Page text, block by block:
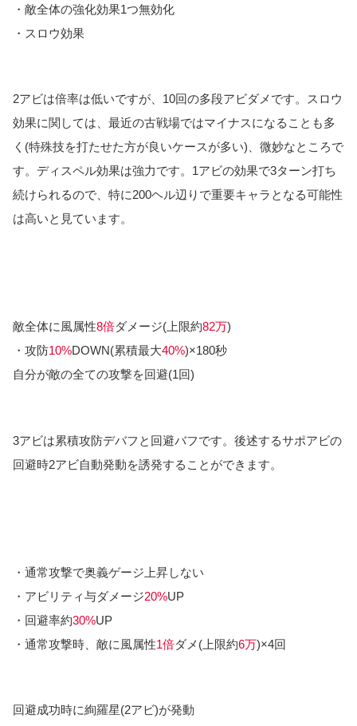
・敵全体の強化効果1つ無効化
・スロウ効果
2アビは倍率は低いですが、10回の多段アビダメです。スロウ
効果に関しては、最近の古戦場ではマイナスになることも多
く(特殊技を打たせた方が良いケースが多い)、微妙なところで
す。ディスペル効果は強力です。1アビの効果で3ターン打ち
続けられるので、特に200ヘル辺りで重要キャラとなる可能性
は高いと見ています。
敵全体に風属性8倍ダメージ(上限約82万)
・攻防10%DOWN(累積最大40%)×180秒
自分が敵の全ての攻撃を回避(1回)
3アビは累積攻防デバフと回避バフです。後述するサポアビの
回避時2アビ自動発動を誘発することができます。
・通常攻撃で奥義ゲージ上昇しない
・アビリティ与ダメージ20%UP
・回避率約30%UP
・通常攻撃時、敵に風属性1倍ダメ(上限約6万)×4回
回避成功時に絢羅星(2アビ)が発動